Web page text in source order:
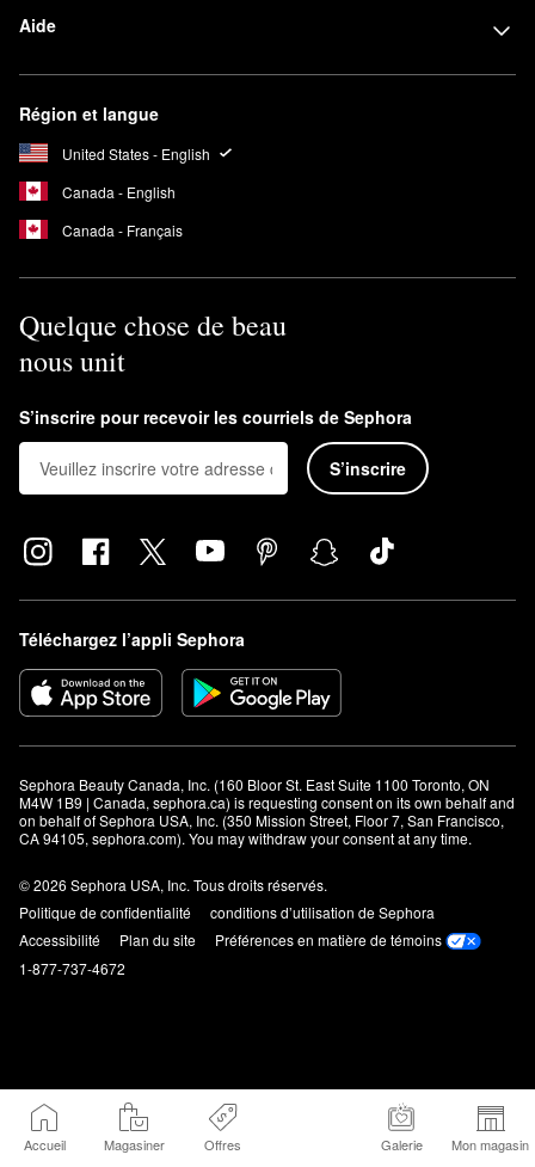
Accueil Magasiner Offres Galerie Mon magasin
Aide
Région et langue
United States - English
Canada - English
Canada - Français
Quelque chose de beau
nous unit
S’inscrire pour recevoir les courriels de Sephora
S’inscrire
Téléchargez l’appli Sephora
Sephora Beauty Canada, Inc. (160 Bloor St. East Suite 1100 Toronto, ON
M4W 1B9 | Canada, sephora.ca) is requesting consent on its own behalf and
on behalf of Sephora USA, Inc. (350 Mission Street, Floor 7, San Francisco,
CA 94105, sephora.com). You may withdraw your consent at any time.
© 2026 Sephora USA, Inc. Tous droits réservés.
Politique de confidentialité
conditions d’utilisation de Sephora
Accessibilité
Plan du site
Préférences en matière de témoins
1-877-737-4672